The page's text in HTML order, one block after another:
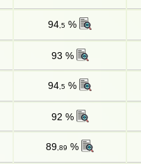
94 ,5 %
93 %
94 ,5 %
92 %
89 ,89 %